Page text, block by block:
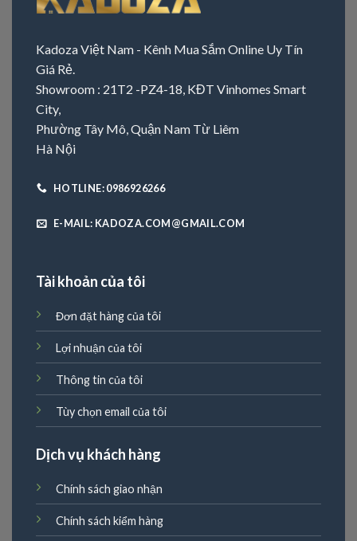
Kadoza Việt Nam - Kênh Mua Sắm Online Uy Tín
Giá Rẻ.
Showroom : 21T2 -PZ4-18, KĐT Vinhomes Smart
City,
Phường Tây Mô, Quận Nam Từ Liêm
Hà Nội
HOTLINE: 0986926266
E-MAIL: KADOZA.COM@GMAIL.COM
Tài khoản của tôi
Đơn đặt hàng của tôi
Lợi nhuận của tôi
Thông tin của tôi
Tùy chọn email của tôi
Dịch vụ khách hàng
Chính sách giao nhận
Chính sách kiểm hàng